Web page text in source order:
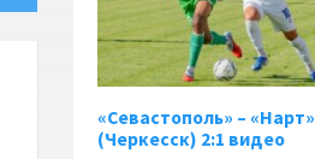
«Севастополь» – «Нарт»
(Черкесск) 2:1 видео